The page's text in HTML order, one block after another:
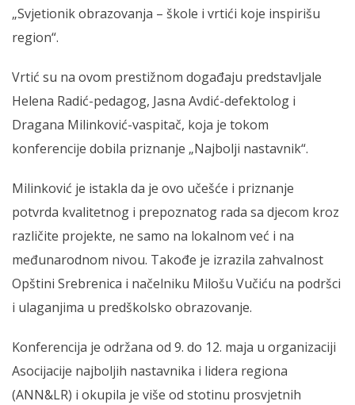
„Svjetionik obrazovanja – škole i vrtići koje inspirišu
region“.
Vrtić su na ovom prestižnom događaju predstavljale
Helena Radić-pedagog, Jasna Avdić-defektolog i
Dragana Milinković-vaspitač, koja je tokom
konferencije dobila priznanje „Najbolji nastavnik“.
Milinković je istakla da je ovo učešće i priznanje
potvrda kvalitetnog i prepoznatog rada sa djecom kroz
različite projekte, ne samo na lokalnom već i na
međunarodnom nivou. Takođe je izrazila zahvalnost
Opštini Srebrenica i načelniku Milošu Vučiću na podršci
i ulaganjima u predškolsko obrazovanje.
Konferencija je održana od 9. do 12. maja u organizaciji
Asocijacije najboljih nastavnika i lidera regiona
(ANN&LR) i okupila je više od stotinu prosvjetnih